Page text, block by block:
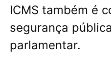
ICMS também é
segurança
parlamentar.